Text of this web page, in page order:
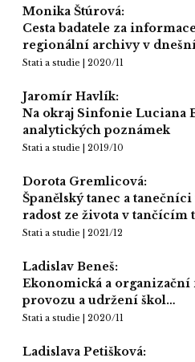
Monika Štúrová:
Cesta badatele za
regionální archivy v
Stati a studie | 2020/11
Jaromír Havlík:
Na okraj Sinfonie Luciana
analytických poznámek
Stati a studie | 2019/10
Dorota Gremlicová:
Španělský tanec a
radost ze života v tančícím
Stati a studie | 2021/12
Ladislav Beneš:
Ekonomická a
provozu a udržení škol…
Stati a studie | 2020/11
Ladislava Petišková: